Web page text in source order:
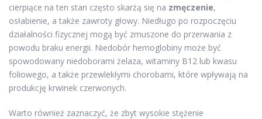
cierpiące na ten stan często skarżą się na zmęczenie,
osłabienie, a także zawroty głowy. Niedługo po rozpoczęciu
działalności fizycznej mogą być zmuszone do przerwania z
powodu braku energii. Niedobór hemoglobiny może być
spowodowany niedoborami żelaza, witaminy B12 lub kwasu
foliowego, a także przewlekłymi chorobami, które wpływają na
produkcję krwinek czerwonych.
Warto również zaznaczyć, że zbyt wysokie stężenie